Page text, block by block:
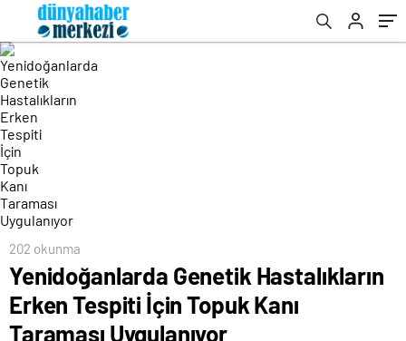
202 okunma
Yenidoğanlarda Genetik Hastalıkların
Erken Tespiti İçin Topuk Kanı
Taraması Uygulanıyor